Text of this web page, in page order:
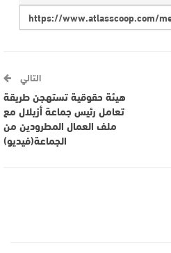
التالي
هيئة حقوقية تستهجن طريقة
تعامل رئيس جماعة أزيلال مع
ملف العمال المطرودين من
الجماعة(فيديو)